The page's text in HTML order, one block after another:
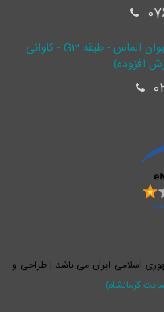
ایران مال - ایوان الماس - طبقه G3 - کاوانی
افزوده)
اسلامی ایران می باشد | طراحی و
کرمانشاه)